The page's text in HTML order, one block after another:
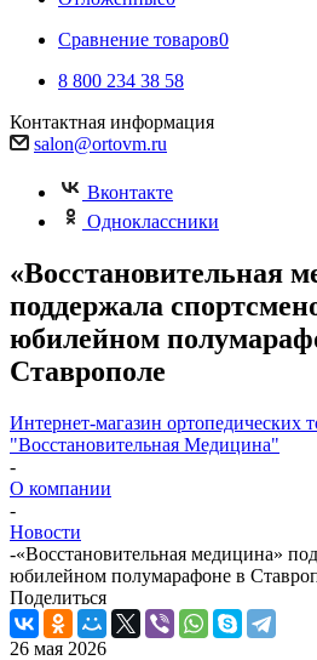
Сравнение товаров0
8 800 234 38 58
Контактная информация
salon@ortovm.ru
Вконтакте
Одноклассники
«Восстановительная
поддержала
юбилейном
Ставрополе
Интернет-магазин ортопедических
"Восстановительная Медицина"
-
О компании
-
Новости
-«Восстановительная медицина»
юбилейном полумарафоне в
Поделиться
26 мая 2026